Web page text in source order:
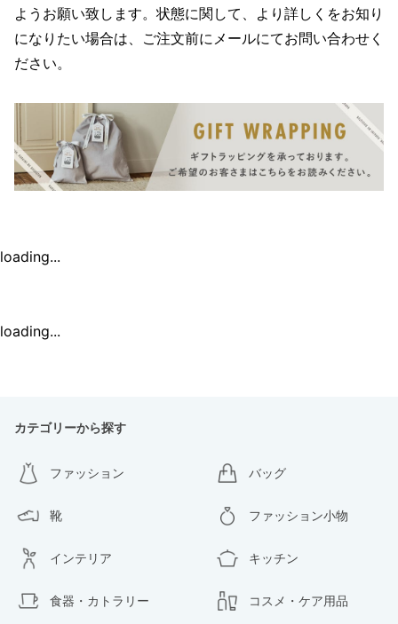
ようお願い致します。状態に関して、より詳しくをお知り
になりたい場合は、ご注文前にメールにてお問い合わせく
ださい。
loading...
loading...
カテゴリーから探す
ファッション バッグ
靴 ファッション小物
インテリア キッチン
食器・カトラリー コスメ・ケア用品